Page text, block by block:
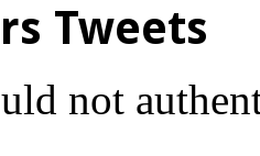
Tweets
not